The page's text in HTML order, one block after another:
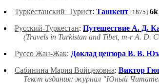
Туркестанский_Турист: Ташкент [1875] 6k
Русский-Туркестан: Путешествие А. Д.
(Travels in Turkistan and Tibet, m-r А. D.
Руссо Жан-Жак: Доклад цензора В. В.
Сабинина Мария Войцеховна: Виктор
Текст издания: журнал "Юный